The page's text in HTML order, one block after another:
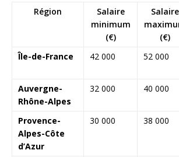
Région
Salaire
minimum
(€)
Salaire
(€)
Île-de-France 42 000 52 000
Auvergne-
Rhône-Alpes
32 000 40 000
Provence-
Alpes-Côte
d’Azur
30 000 38 000